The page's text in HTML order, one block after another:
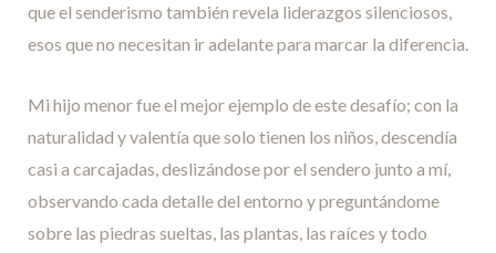
que el senderismo también revela liderazgos silenciosos,
esos que no necesitan ir adelante para marcar la diferencia.
Mi hijo menor fue el mejor ejemplo de este desafío; con la
naturalidad y valentía que solo tienen los niños, descendía
casi a carcajadas, deslizándose por el sendero junto a mí,
observando cada detalle del entorno y preguntándome
sobre las piedras sueltas, las plantas, las raíces y todo